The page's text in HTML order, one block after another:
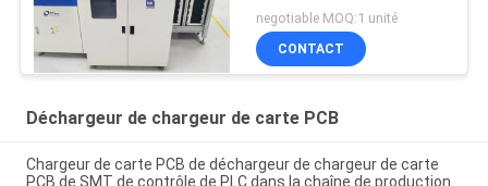
de PLC chargeant VL-
460
negotiable MOQ:1 unité
CONTACT
Déchargeur de chargeur de carte PCB
Chargeur de carte PCB de déchargeur de chargeur de carte
PCB de SMT de contrôle de PLC dans la chaîne de production